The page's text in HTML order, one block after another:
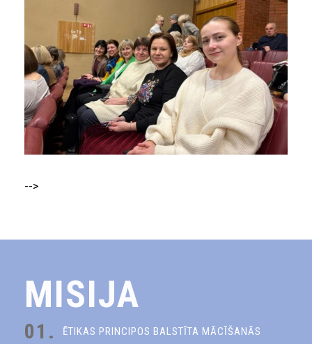
-->
MISIJA
01.
ĒTIKAS PRINCIPOS BALSTĪTA MĀCĪŠANĀS